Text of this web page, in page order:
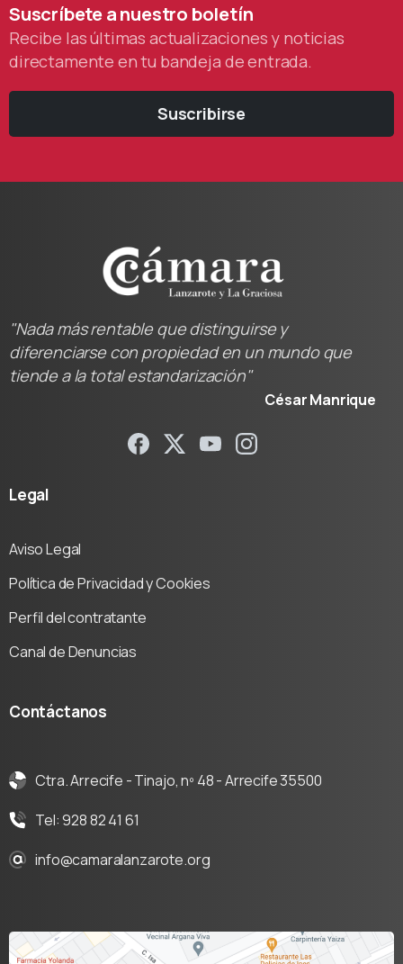
Suscríbeteanuestro boletín
Recibe las últimas actualizaciones y noticias
directamente en tu bandeja de entrada.
Suscribirse
"Nada más rentable que distinguirse y
diferenciarse con propiedad en un mundo que
tiende a la total estandarización"
César Manrique
Legal
Aviso Legal
Política de Privacidad y Cookies
Perfil del contratante
Canal de Denuncias
Contáctanos
Ctra. Arrecife - Tinajo, nº 48 - Arrecife 35500
Tel: 928 82 41 61
info@camaralanzarote.org